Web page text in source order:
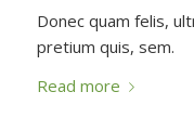
Donec quam felis,
pretium quis, sem.
Read more